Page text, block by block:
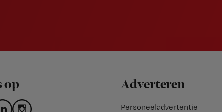
op Adverteren
Personeeladvertentie